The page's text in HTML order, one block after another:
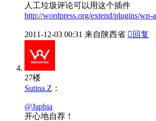
人工垃圾评论可以用这个插件
http://wordpress.org/extend/plugins/wp-
2011-12-03 00:31 来自陕西省  回复
27楼
Sutina.Z ：
@Japhia
开心地自荐！